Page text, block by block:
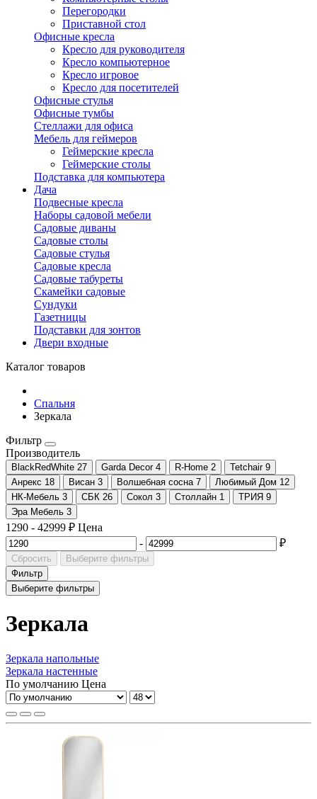
Перегородки
Приставной стол
Офисные кресла
Кресло для руководителя
Кресло компьютерное
Кресло игровое
Кресло для посетителей
Офисные стулья
Офисные тумбы
Стеллажи для офиса
Мебель для геймеров
Геймерские кресла
Геймерские столы
Подставка для компьютера
Дача
Подвесные кресла
Наборы садовой мебели
Садовые диваны
Садовые столы
Садовые стулья
Садовые кресла
Садовые табуреты
Скамейки садовые
Сундуки
Газетницы
Подставки для зонтов
Двери входные
Каталог товаров
Спальня
Зеркала
Фильтр
Производитель
BlackRedWhite 27 Garda Decor 4 R-Home 2 Tetchair 9
Анрекс 18 Висан 3 Волшебная сосна 7 Любимый Дом 12
НК-Мебель 3 СБК 26 Сокол 3 Столлайн 1 ТРИЯ 9
Эра Мебель 3
1290 - 42999 ₽ Цена
-
₽
Сбросить
Выберите фильтры
Фильтр
Выберите фильтры
Зеркала
Зеркала напольные
Зеркала настенные
По умолчанию Цена